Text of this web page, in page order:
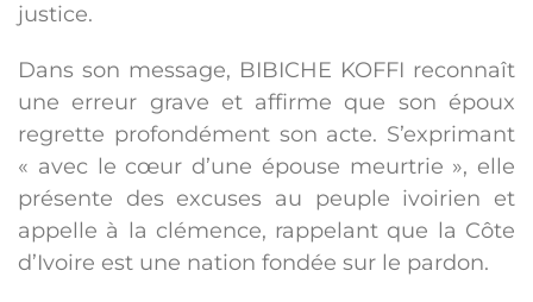
justice.
Dans son message, BIBICHE KOFFI reconnaît
une erreur grave et affirme que son époux
regrette profondément son acte. S’exprimant
« avec le cœur d’une épouse meurtrie », elle
présente des excuses au peuple ivoirien et
appelle à la clémence, rappelant que la Côte
d’Ivoire est une nation fondée sur le pardon.